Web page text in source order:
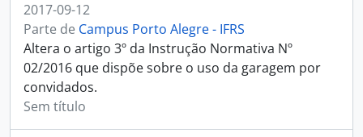
2017-09-12
Parte de Campus Porto Alegre - IFRS
Altera o artigo 3º da Instrução Normativa Nº
02/2016 que dispõe sobre o uso da garagem por
convidados.
Sem título